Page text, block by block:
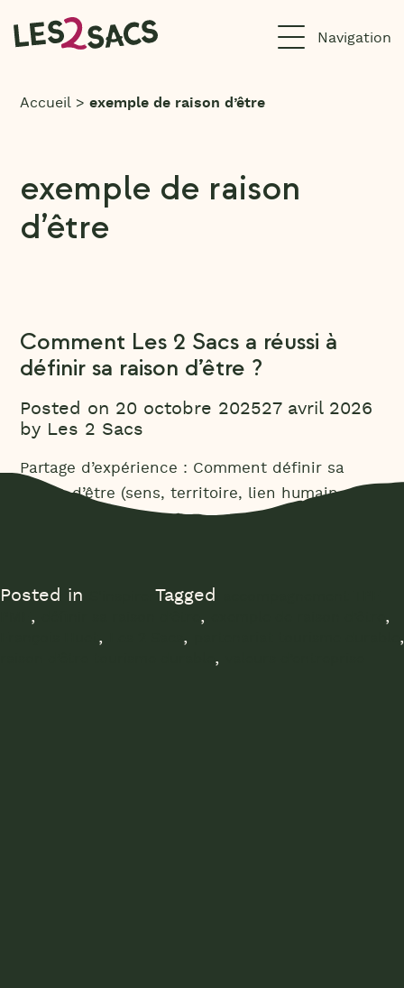
au
contenu
Accueil >exemple de raison d’être
exemple de raison
d’être
Comment Les 2 Sacs a réussi à
définir sa raison d’être ?
Posted on 20 octobre 202527 avril 2026
by Les 2 Sacs
Partage d’expérience : Comment définir sa
raison d’être (sens, territoire, lien humain et
Posted in Tagged
, , ,
, , ,
,